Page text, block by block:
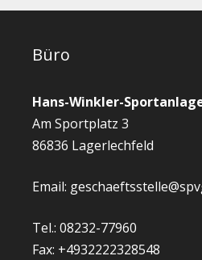
Büro
Hans-Winkler-
Am Sportplatz 3
86836 Lagerlechfeld
Email:
Tel.: 08232-77960
Fax: +4932222328548